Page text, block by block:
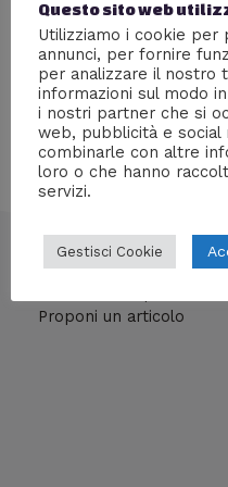
secondo la scienza qual
Proponi un articolo
Questo sito web
Utilizziamo i cookie per
annunci, per fornire
per analizzare il nostro
informazioni sul modo
i nostri partner che si
web, pubblicità e
combinarle con altre
loro o che hanno
servizi.
Gestisci Cookie